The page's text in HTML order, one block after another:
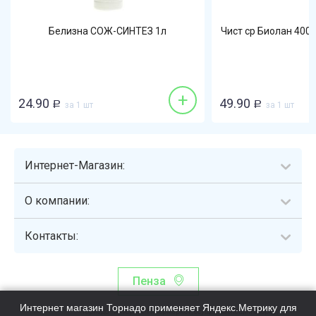
Белизна СОЖ-СИНТЕЗ 1л
24.90 Р за 1 шт +
Чист ср Биолан
49.90 Р за 1 шт
Интернет-Магазин:
О компании:
Контакты:
Пенза
Торнадо - интернет-гипермаркет, осуществляющий сборку,
Интернет магазин Торнадо применяет Яндекс.Метрику для